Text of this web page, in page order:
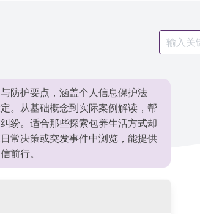
Search
for:
防护要点，涵盖个人信息保护法
。从基础概念到实际案例解读，帮
纷。适合那些探索包养生活方式却
常决策或突发事件中浏览，能提供
前行。